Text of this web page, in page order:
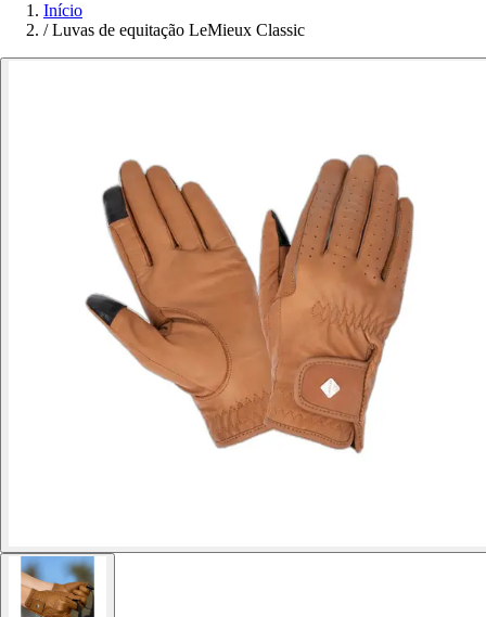
Início
/ Luvas de equitação LeMieux Classic